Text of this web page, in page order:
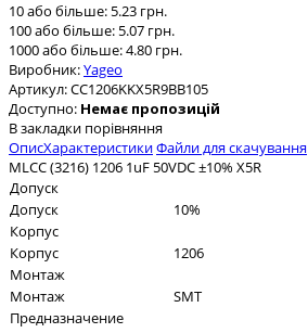
10 або більше: 5.23 грн.
100 або більше: 5.07 грн.
1000 або більше: 4.80 грн.
Виробник:Yageo
Артикул:CC1206KKX5R9BB105
Доступно: Немає пропозицій
В закладки порівняння
ОписХарактеристикиФайли для скачування
MLCC (3216) 1206 1uF 50VDC ±10% X5R
Допуск
Допуск
10%
Корпус
Корпус
1206
Монтаж
Монтаж
SMT
Предназначение